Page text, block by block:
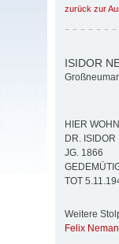
zurück zur
ISIDOR
HIER
DR. ISIDOR
JG. 1866
TOT
Weitere
Felix